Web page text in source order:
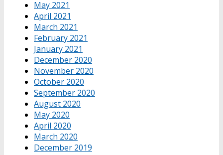
May 2021
April 2021
March 2021
February 2021
January 2021
December 2020
November 2020
October 2020
September 2020
August 2020
May 2020
April 2020
March 2020
December 2019